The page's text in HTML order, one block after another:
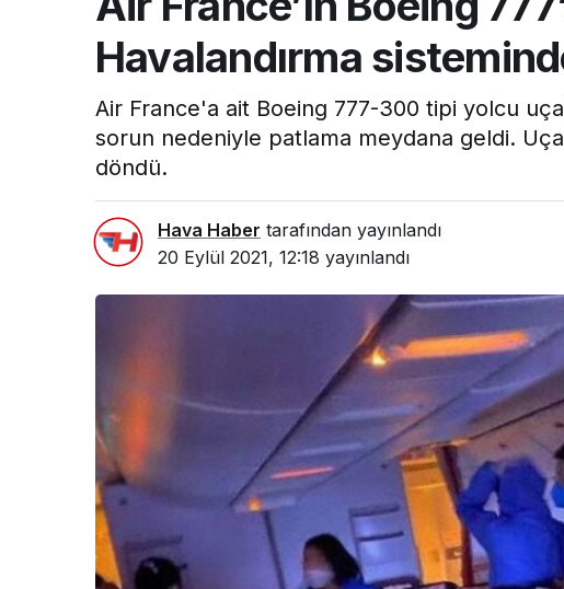
Havalandırma
Air France'a ait Boeing 777-300 tipi yolcu
sorun nedeniyle patlama meydana geldi.
döndü.
Hava Haber tarafından yayınlandı
20 Eylül 2021, 12:18 yayınlandı